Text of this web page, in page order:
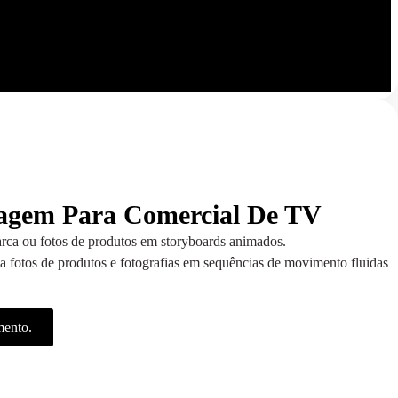
Para Comercial De TV
ou fotos de produtos em storyboards animados.
fotos de produtos e fotografias em sequências de movimento fluidas